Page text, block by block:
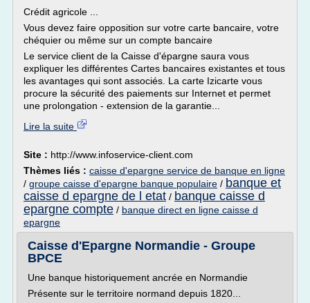
Crédit agricole ...
Vous devez faire opposition sur votre carte bancaire, votre
chéquier ou même sur un compte bancaire
Le service client de la Caisse d'épargne saura vous
expliquer les différentes Cartes bancaires existantes et tous
les avantages qui sont associés. La carte Izicarte vous
procure la sécurité des paiements sur Internet et permet
une prolongation - extension de la garantie...
Lire la suite
Site : http://www.infoservice-client.com
Thèmes liés : caisse d'epargne service de banque en ligne
/ groupe caisse d'epargne banque populaire / banque et
caisse d epargne de l etat / banque caisse d
epargne compte / banque direct en ligne caisse d
epargne
Caisse d'Epargne Normandie - Groupe
BPCE
Une banque historiquement ancrée en Normandie
Présente sur le territoire normand depuis 1820...